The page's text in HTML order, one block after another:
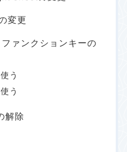
変更
ァンクションキーの
う
う
解除